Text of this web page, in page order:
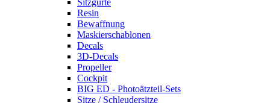
Sitzgurte
Resin
Bewaffnung
Maskierschablonen
Decals
3D-Decals
Propeller
Cockpit
BIG ED - Photoätzteil-Sets
Sitze / Schleudersitze